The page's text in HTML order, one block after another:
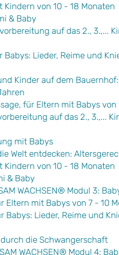
von 10 - 18 Monaten
& Baby
auf das 2., 3.,...
Babys: Lieder, Reime und
Kinder auf dem
für Eltern mit Babys von
auf das 2., 3.,...
mit Babys
Welt entdecken:
von 10 - 18 Monaten
& Baby
WACHSEN® Modul 3:
mit Babys von 7 - 10
Babys: Lieder, Reime und
durch die Schwangerschaft
WACHSEN® Modul 4: